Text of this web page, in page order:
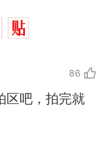
86
区吧，拍完就